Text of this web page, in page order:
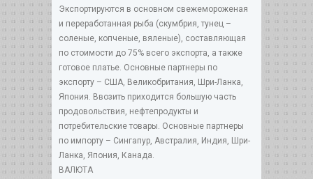
Экспортируются в основном свежемороженая
и переработанная рыба (скумбрия, тунец –
соленые, копченые, вяленые), составляющая
по стоимости до 75% всего экспорта, а также
готовое платье. Основные партнеры по
экспорту – США, Великобритания, Шри-Ланка,
Япония. Ввозить приходится большую часть
продовольствия, нефтепродукты и
потребительские товары. Основные партнеры
по импорту – Сингапур, Австралия, Индия, Шри-
Ланка, Япония, Канада.
ВАЛЮТА